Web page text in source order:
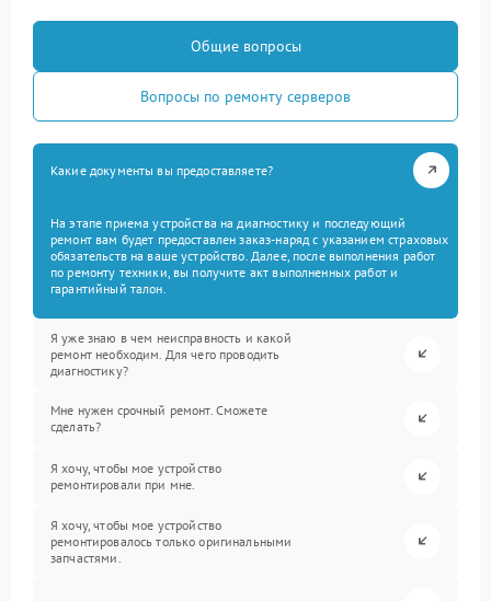
Общие вопросы
Вопросы по ремонту серверов
Какие документы вы предоставляете?
На этапе приема устройства на диагностику и последующий
ремонт вам будет предоставлен заказ-наряд с указанием страховых
обязательств на ваше устройство. Далее, после выполнения работ
по ремонту техники, вы получите акт выполненных работ и
гарантийный талон.
Я уже знаю в чем неисправность и какой
ремонт необходим. Для чего проводить
диагностику?
Мне нужен срочный ремонт. Сможете
сделать?
Я хочу, чтобы мое устройство
ремонтировали при мне.
Я хочу, чтобы мое устройство
ремонтировалось только оригинальными
запчастями.